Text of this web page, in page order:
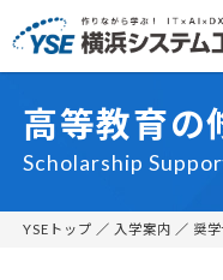
高等教育の
Scholarship
YSEトップ ／ 入学案内 ／ 奨